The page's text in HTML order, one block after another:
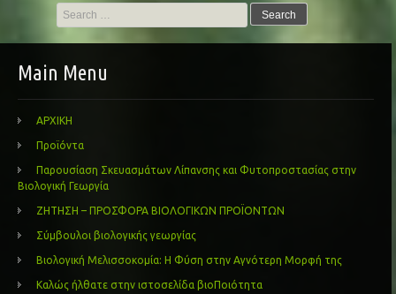
Search
for:
Main Menu
ΑΡΧΙΚΗ
Προϊόντα
Παρουσίαση Σκευασμάτων Λίπανσης και Φυτοπροστασίας στην
Βιολογική Γεωργία
ΖΗΤΗΣΗ – ΠΡΟΣΦΟΡΑ ΒΙΟΛΟΓΙΚΩΝ ΠΡΟΪΟΝΤΩΝ
Σύμβουλοι βιολογικής γεωργίας
Βιολογική Μελισσοκομία: Η Φύση στην Αγνότερη Μορφή της
Καλώς ήλθατε στην ιστοσελίδα βιοΠοιότητα